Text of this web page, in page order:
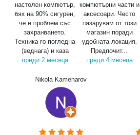
настолен компютър,
бях на 90% сигурен,
че е проблем със
захранването.
Техника го погледна
(веднага) и каза
преди 2 месеца
компютърни части и
аксесоари. Често
пазарувам от този
магазин поради
удобната локация.
Предпочит...
преди 4 месеца
Nikola Kamenarov